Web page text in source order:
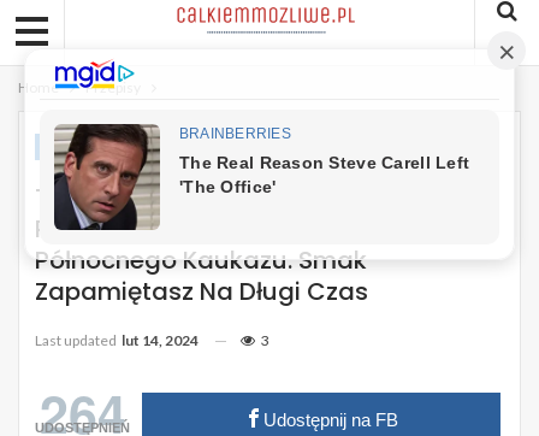
Home Przepisy
PRZEPISY
Tskan Z Dodatkiem Mięsa- Moja
Przyjaciółka Przywiozła Ten Przepis Z
Północnego Kaukazu. Smak
Zapamiętasz Na Długi Czas
Last updated lut 14, 2024 3
264
UDOSTĘPNIEŃ Udostępnij na FB